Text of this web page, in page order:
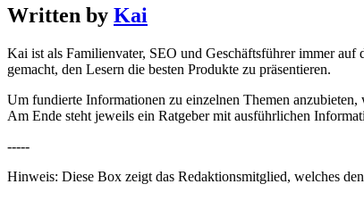
Written by Kai
Kai ist als Familienvater, SEO und Geschäftsführer immer
gemacht, den Lesern die besten Produkte zu präsentieren.
Um fundierte Informationen zu einzelnen Themen
Am Ende steht jeweils ein Ratgeber mit ausführlichen
-----
Hinweis: Diese Box zeigt das Redaktionsmitglied, welches